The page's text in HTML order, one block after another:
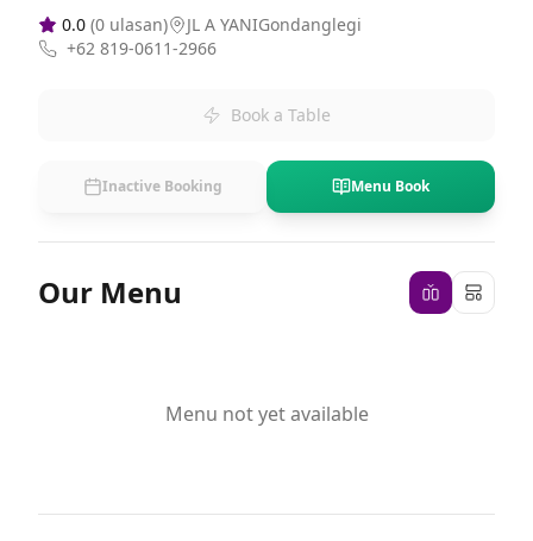
0.0 (0 ulasan)
JL A YANIGondanglegi
+62 819-0611-2966
Book a Table
Inactive Booking Menu Book
Our Menu
Menu not yet available